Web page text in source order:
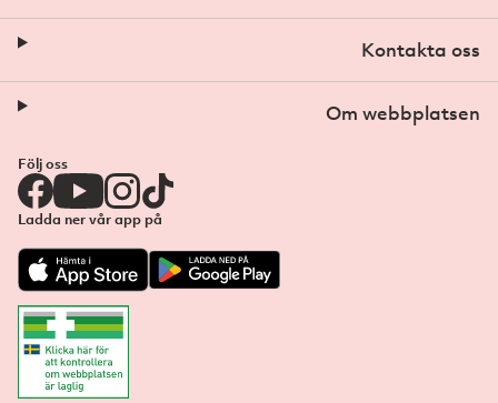
Kontakta oss
Om webbplatsen
Följ oss
Ladda ner vår app på